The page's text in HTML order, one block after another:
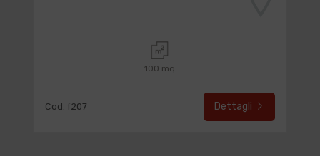
100 mq
Cod. f207 Dettagli